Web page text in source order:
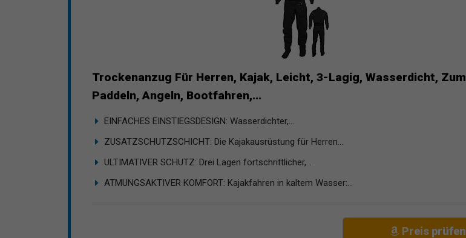
Trockenanzug Für Herren, Kajak, Leicht, 3-Lagig, Wasserdicht, Zum
Paddeln, Angeln, Bootfahren,...
EINFACHES EINSTIEGSDESIGN: Wasserdichter,...
ZUSATZSCHUTZSCHICHT: Die Kajakausrüstung für Herren...
ULTIMATIVER SCHUTZ: Drei Lagen fortschrittlicher,...
ATMUNGSAKTIVER KOMFORT: Kajakfahren in kaltem Wasser:...
Preis prüfen